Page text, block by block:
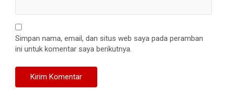
Simpan nama, email, dan situs web saya pada peramban
ini untuk komentar saya berikutnya.